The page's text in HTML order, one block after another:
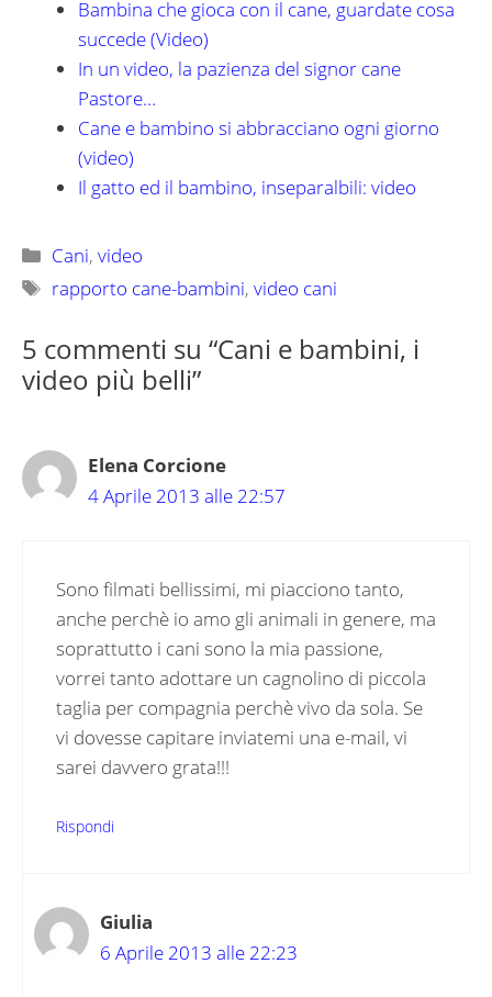
Bambina che gioca con il cane, guardate cosa
succede (Video)
In un video, la pazienza del signor cane
Pastore…
Cane e bambino si abbracciano ogni giorno
(video)
Il gatto ed il bambino, inseparalbili: video
Categorie
Cani,video
Tag
rapporto cane-bambini,video cani
5 commenti su “Cani e bambini, i
video più belli”
Elena Corcione
4 Aprile 2013 alle 22:57
Sono filmati bellissimi, mi piacciono tanto,
anche perchè io amo gli animali in genere, ma
soprattutto i cani sono la mia passione,
vorrei tanto adottare un cagnolino di piccola
taglia per compagnia perchè vivo da sola. Se
vi dovesse capitare inviatemi una e-mail, vi
sarei davvero grata!!!
Rispondi
Giulia
6 Aprile 2013 alle 22:23